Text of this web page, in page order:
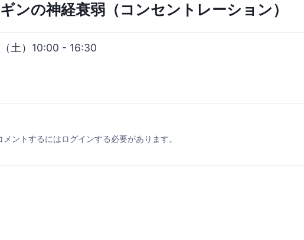
ンの神経衰弱（コンセントレーション）
土）10:00 - 16:30
メントするにはログインする必要があります。